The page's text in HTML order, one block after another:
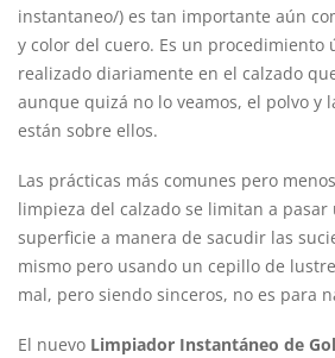
instantaneo/) es tan importante aún
y color del cuero. Es un procedimiento
realizado diariamente en el calzado
aunque quizá no lo veamos, el polvo y
están sobre ellos.
Las prácticas más comunes pero
limpieza del calzado se limitan a pasar
superficie a manera de sacudir las
mismo pero usando un cepillo de
mal, pero siendo sinceros, no es para
El nuevo Limpiador Instantáneo de